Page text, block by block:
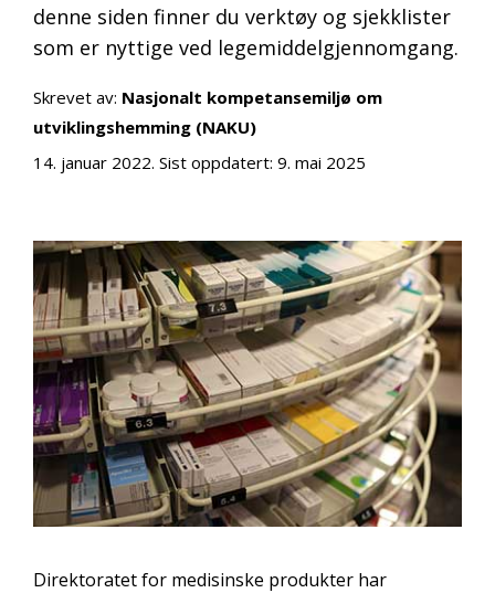
denne siden finner du verktøy og sjekklister
som er nyttige ved legemiddelgjennomgang.
Skrevet av: Nasjonalt kompetansemiljø om
utviklingshemming (NAKU)
14. januar 2022. Sist oppdatert: 9. mai 2025
Direktoratet for medisinske produkter har